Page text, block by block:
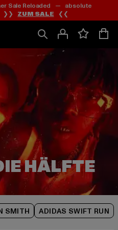
Zum
Inhalt
springen
Zum
Fußzeile
springen
Sale Reloaded — absolute
❯❯ ZUM SALE ❮❮
SMITH ADIDAS SWIFT RUN
Zum
Produktraster
springen